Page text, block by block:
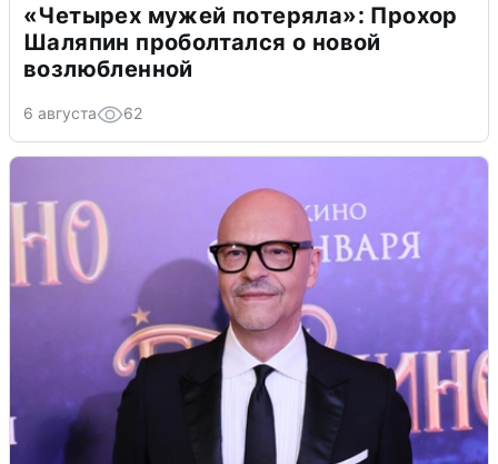
«Четырех мужей потеряла»: Прохор
Шаляпин проболтался о новой
возлюбленной
6 августа 62